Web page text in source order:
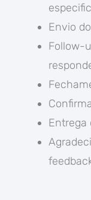
Envio
Follow-
Entrega